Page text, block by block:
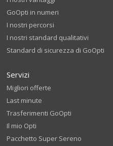
GoOpti in numeri
I nostri percorsi
I nostri standard qualitativi
Standard di sicurezza di GoOpti
Servizi
Migliori offerte
Last minute
Trasferimenti GoOpti
Il mio Opti
Pacchetto Super Sereno